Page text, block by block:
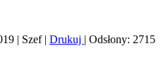
| Szef| Drukuj | Odsłony: 2715